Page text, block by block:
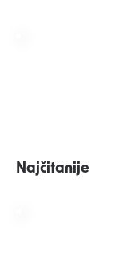
Najčitanije